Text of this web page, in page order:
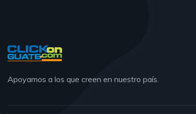
Apoyamos a los que creen en nuestro país.